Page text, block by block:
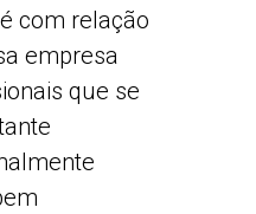
com relação
empresa
que se